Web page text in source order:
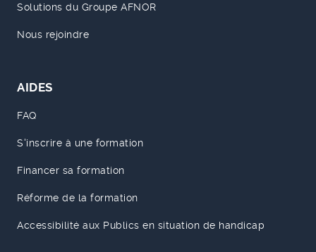
Solutions du Groupe AFNOR
Nous rejoindre
AIDES
FAQ
S'inscrire à une formation
Financer sa formation
Réforme de la formation
Accessibilité aux Publics en situation de handicap